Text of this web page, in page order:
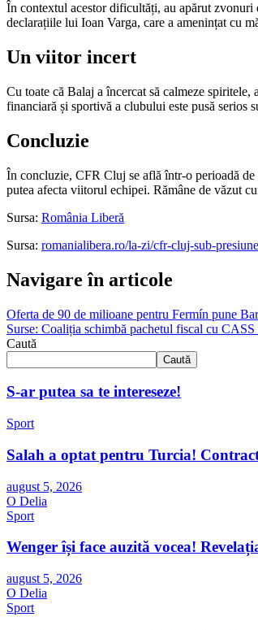
În contextul acestor dificultăți, au apărut
declarațiile lui Ioan Varga, care a amenințat cu
Un viitor incert
Cu toate că Balaj a încercat să calmeze
financiară și sportivă a clubului este pusă serios
Concluzie
În concluzie, CFR Cluj se află într-o perioadă
putea afecta viitorul echipei. Rămâne de văzut
Sursa: România Liberă
Sursa: romanialibera.ro/la-zi/cfr-cluj-sub-
Navigare în articole
Oferta de 90 de milioane pentru Fermín pune
Surse: Coaliția schimbă pachetul fiscal cu CASS
Caută
Caută
S-ar putea sa te intereseze!
Sport
Salah a optat pentru Turcia!
august 5, 2026
O Delia
Sport
Wenger își face auzită vocea!
august 5, 2026
O Delia
Sport